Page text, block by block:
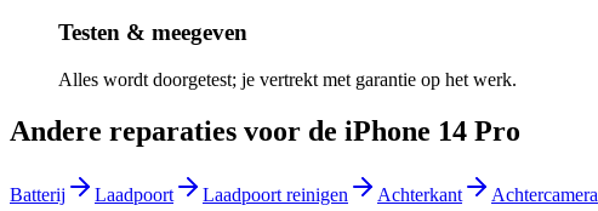
Testen & meegeven
Alles wordt doorgetest; je vertrekt met garantie op het werk.
Andere reparaties voor de iPhone 14 Pro
Batterij Laadpoort Laadpoort reinigen Achterkant Achtercamera